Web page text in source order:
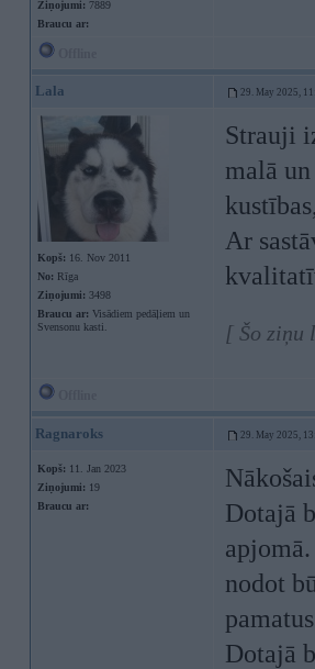
Ziņojumi: 7889
Braucu ar:
Lala 29. May 2025,
Kopš: 16. Nov 2011
No: Rīga
Ziņojumi: 3498
Braucu ar: Visādiem pedāļiem un
Svensonu kasti.
Strauji
malā
Ar
[ Šo ziņu
Ragnaroks 29. May 2025,
Kopš: 11. Jan 2023
Ziņojumi: 19
Braucu ar:
Dotajā
nodot
Dotajā